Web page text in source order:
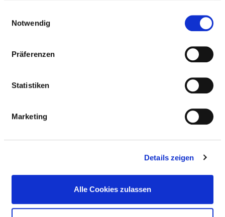
Notwendig
Präferenzen
Statistiken
Marketing
Details zeigen
Alle Cookies zulassen
Personal ohne direktes
Wochenarbeitszeit
UND KINDERKRANKENPFLEGERINNEN